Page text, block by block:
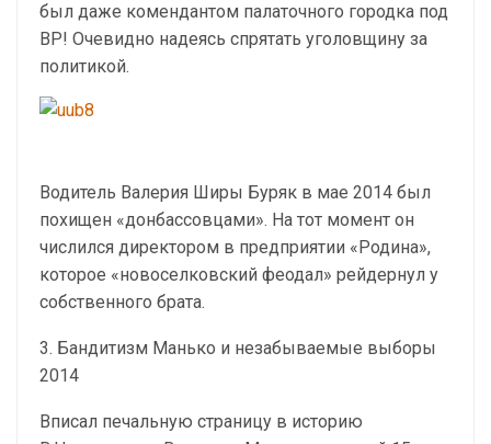
был даже комендантом палаточного городка под
ВР! Очевидно надеясь спрятать уголовщину за
политикой.
Водитель Валерия Ширы Буряк в мае 2014 был
похищен «донбассовцами». На тот момент он
числился директором в предприятии «Родина»,
которое «новоселковский феодал» рейдернул у
собственного брата.
3. Бандитизм Манько и незабываемые выборы
2014
Вписал печальную страницу в историю